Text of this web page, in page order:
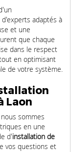
adaptés à
et une
que chaque
dans le respect
en optimisant
de votre système.
Laon
nous sommes
en une
d'installation de
vos questions et